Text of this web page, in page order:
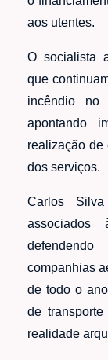
aos utentes.
O socialista
que
incêndio no
apontando
realização de
dos serviços.
Carlos
associados
companhias
de todo o
de
realidade